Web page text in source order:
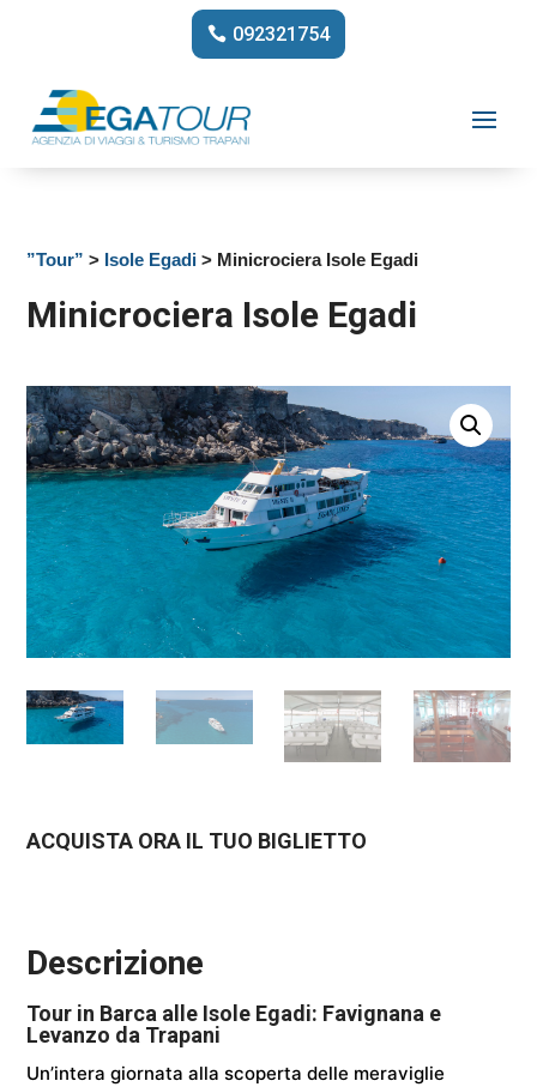
092321754
”Tour” > Isole Egadi > Minicrociera Isole Egadi
Minicrociera Isole Egadi
ACQUISTA ORA IL TUO BIGLIETTO
Descrizione
Tour in Barca alle Isole Egadi: Favignana e
Levanzo da Trapani
Un’intera giornata alla scoperta delle meraviglie